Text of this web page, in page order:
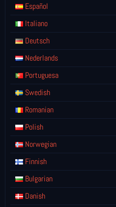
Español
Italiano
Deutsch
Nederlands
Portuguesa
Swedish
Romanian
Polish
Norwegian
Finnish
Bulgarian
Danish